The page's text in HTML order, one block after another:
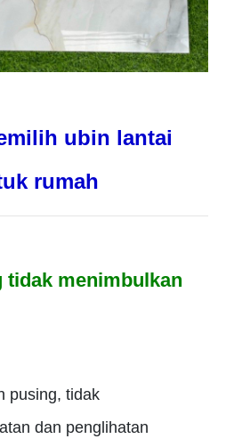
ubin lantai
rumah
tidak menimbulkan
tidak
dan penglihatan